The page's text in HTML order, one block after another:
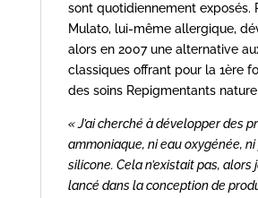
sont quotidiennement exposés.
Mulato, lui-même allergique,
alors en 2007 une alternative
classiques offrant pour la 1ère
des soins Repigmentants
« J’ai cherché à développer des
ammoniaque, ni eau oxygénée,
silicone. Cela n’existait pas, alors
lancé dans la conception de